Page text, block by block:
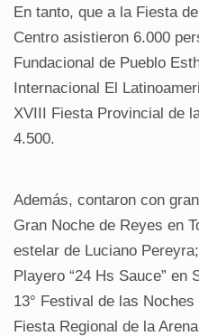
En tanto, que a la Fiesta
Centro asistieron 6.000
Fundacional de Pueblo
Internacional El
XVIII Fiesta Provincial de
4.500.
Además, contaron con
Gran Noche de Reyes en
estelar de Luciano
Playero “24 Hs Sauce” en
13° Festival de las
Fiesta Regional de la